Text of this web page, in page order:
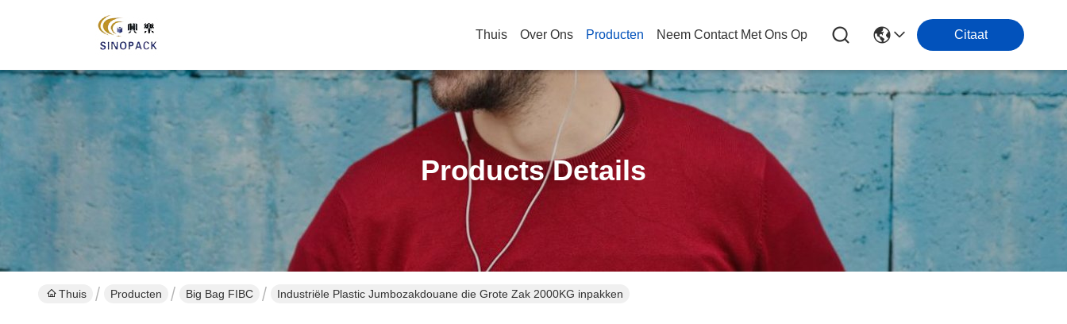
Thuis Over Ons Producten Neem Contact Met Ons Op Citaat
Products Details
Thuis Producten Big Bag FIBC Industriële Plastic Jumbozakdouane die Grote Zak 2000KG inpakken